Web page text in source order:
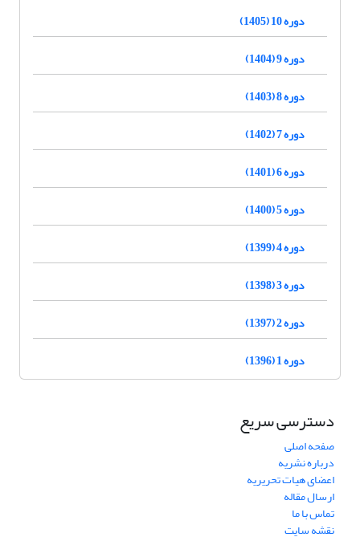
دوره 10 (1405)
دوره 9 (1404)
دوره 8 (1403)
دوره 7 (1402)
دوره 6 (1401)
دوره 5 (1400)
دوره 4 (1399)
دوره 3 (1398)
دوره 2 (1397)
دوره 1 (1396)
دسترسی سریع
صفحه اصلی
درباره نشریه
اعضای هیات تحریریه
ارسال مقاله
تماس با ما
نقشه سایت